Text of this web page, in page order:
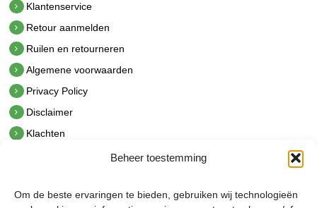
Beheer toestemming
Om de beste ervaringen te bieden, gebruiken wij technologieën
Klantenservice
Retour aanmelden
Ruilen en retourneren
Algemene voorwaarden
Privacy Policy
Disclaimer
Klachten
hetindustriehuis B.V.